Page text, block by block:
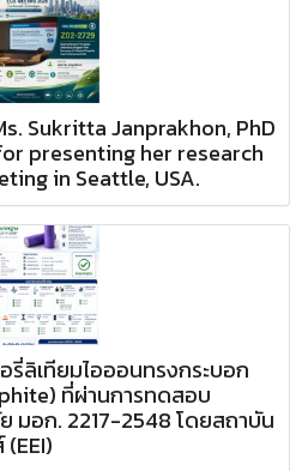
Sukritta Janprakhon, PhD
presenting her research
in Seattle, USA.
ลิเทียมไอออนทรงกระบอก
ที่ผ่านการทดสอบ
มอก. 2217-2548 โดยสถาบัน